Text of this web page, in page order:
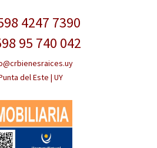
4247 7390
95 740 042
del Este | UY